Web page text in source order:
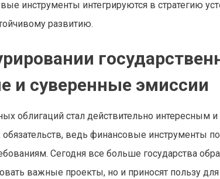
инструменты интегрируются в стратегию
развитию.
и суверенные эмиссии
облигаций стал действительно интересным
ведь финансовые инструменты
Сегодня все больше государства
важные проекты, но и приносят пользу